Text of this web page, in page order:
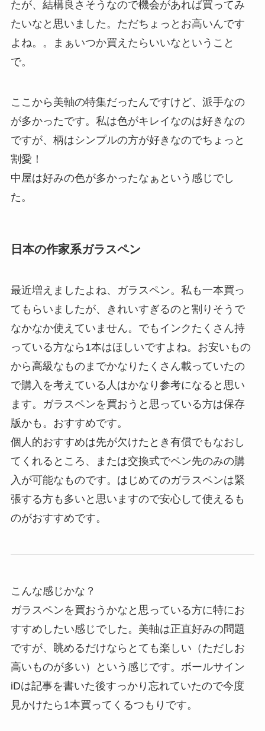
たが、結構良さそうなので機会があれば買ってみ
たいなと思いました。ただちょっとお高いんです
よね。。まぁいつか買えたらいいなということ
で。
ここから美軸の特集だったんですけど、派手なの
が多かったです。私は色がキレイなのは好きなの
ですが、柄はシンプルの方が好きなのでちょっと
割愛！
中屋は好みの色が多かったなぁという感じでし
た。
日本の作家系ガラスペン
最近増えましたよね、ガラスペン。私も一本買っ
てもらいましたが、きれいすぎるのと割りそうで
なかなか使えていません。でもインクたくさん持
っている方なら1本はほしいですよね。お安いもの
から高級なものまでかなりたくさん載っていたの
で購入を考えている人はかなり参考になると思い
ます。ガラスペンを買おうと思っている方は保存
版かも。おすすめです。
個人的おすすめは先が欠けたとき有償でもなおし
てくれるところ、または交換式でペン先のみの購
入が可能なものです。はじめてのガラスペンは緊
張する方も多いと思いますので安心して使えるも
のがおすすめです。
こんな感じかな？
ガラスペンを買おうかなと思っている方に特にお
すすめしたい感じでした。美軸は正直好みの問題
ですが、眺めるだけならとても楽しい（ただしお
高いものが多い）という感じです。ボールサイン
iDは記事を書いた後すっかり忘れていたので今度
見かけたら1本買ってくるつもりです。